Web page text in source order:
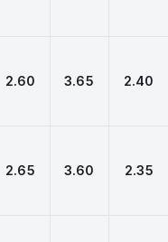
2.60 3.65 2.40
2.65 3.60 2.35